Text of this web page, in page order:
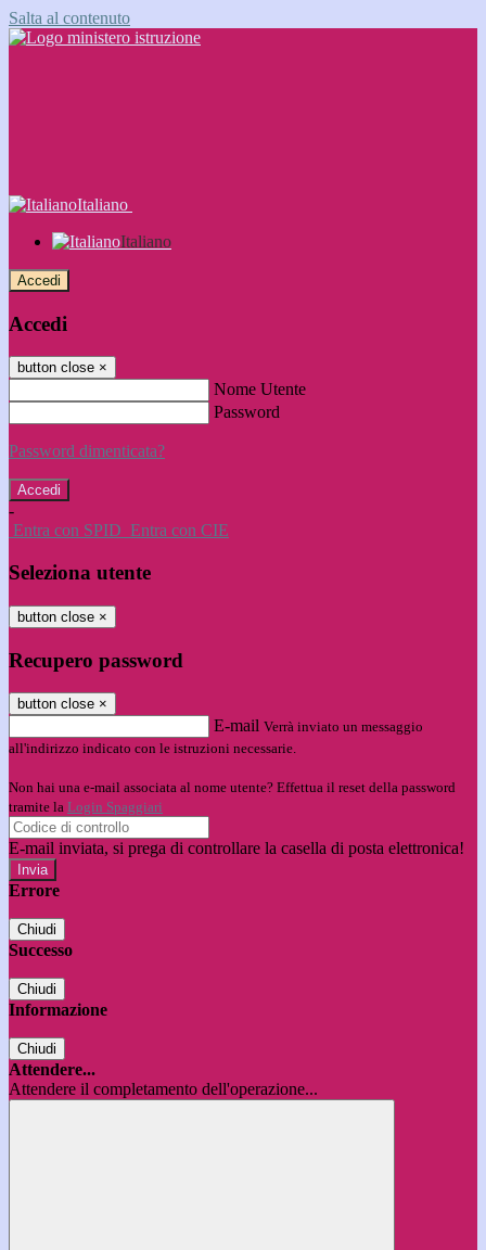
Salta al contenuto
Italiano
Italiano
Accedi
Accedi
button close ×
Nome Utente
Password
Password dimenticata?
-
Entra con SPID Entra con CIE
Seleziona utente
button close ×
Recupero password
button close ×
E-mail Verrà inviato un messaggio
all'indirizzo indicato con le istruzioni necessarie.
Non hai una e-mail associata al nome utente? Effettua il reset della password
tramite la Login Spaggiari
E-mail inviata, si prega di controllare la casella di posta elettronica!
Errore
Chiudi
Successo
Chiudi
Informazione
Chiudi
Attendere...
Attendere il completamento dell'operazione...